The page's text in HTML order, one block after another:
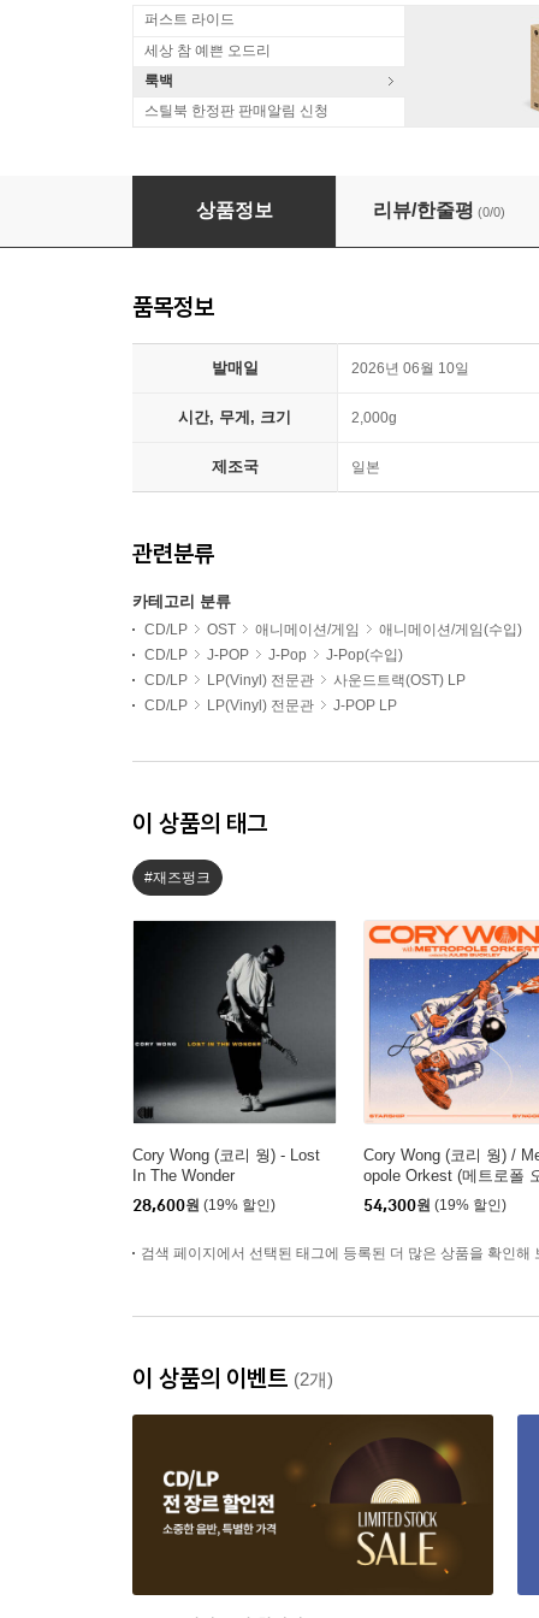
퍼스트 라이드
세상 참 예쁜 오드리
룩백
스틸북 한정판 판매알림 신청
캡틴 퓨쳐 애니메이션 음악 (Captain Future
상품정보 리뷰/한줄평 (0/0)
품목정보
발매일 2026년 06월 10일
시간, 무게, 크기 2,000g
제조국 일본
관련분류
카테고리 분류
CD/LP OST 애니메이션/게임
애니메이션/게임(수입)
CD/LP
J-POP J-Pop
J-Pop(수입)
CD/LP
LP(Vinyl) 전문관
사운드트랙(OST) LP
CD/LP
LP(Vinyl) 전문관 J-POP LP
이 상품의 태그
#재즈펑크
Cory Wong (코리 웡) - Lost
In The Wonder
28,600원 (19% 할인)
Cory Wong (코리 웡) /
opole Orkest (메트로폴
케스트라) - Starship
pation with the
54,300원 (19% 할인)
검색 페이지에서 선택된 태그에 등록된 더 많은 상품을 확인해
이 상품의 이벤트 (2개)